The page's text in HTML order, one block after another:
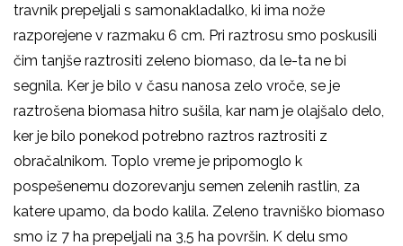
travnik prepeljali s samonakladalko, ki ima nože
razporejene v razmaku 6 cm. Pri raztrosu smo poskusili
čim tanjše raztrositi zeleno biomaso, da le-ta ne bi
segnila. Ker je bilo v času nanosa zelo vroče, se je
raztrošena biomasa hitro sušila, kar nam je olajšalo delo,
ker je bilo ponekod potrebno raztros raztrositi z
obračalnikom. Toplo vreme je pripomoglo k
pospešenemu dozorevanju semen zelenih rastlin, za
katere upamo, da bodo kalila. Zeleno travniško biomaso
smo iz 7 ha prepeljali na 3,5 ha površin. K delu smo